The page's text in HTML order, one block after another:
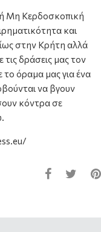
Μη Κερδοσκοπική
και
στην Κρήτη αλλά
δράσεις μας τον
το όραμα μας για ένα
να βγουν
κόντρα σε